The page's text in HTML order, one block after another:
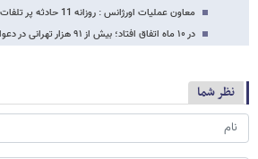
معاون عملیات اورژانس : روزانه 11 حادثه پر تلفات در کشور اتفاق می افتد
در ۱۰ ماه اتفاق افتاد؛ بیش از ۹۱ هزار تهرانی در دعوا، مصدوم شدند/ ۳۱ هزار نفر زن…
نظر شما